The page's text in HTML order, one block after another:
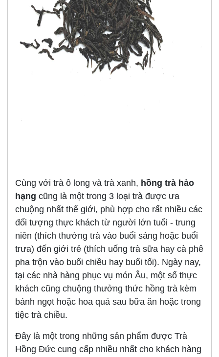
Cùng với trà ô long và trà xanh, hồng trà hảo
hạng cũng là một trong 3 loại trà được ưa
chuộng nhất thế giới, phù hợp cho rất nhiều các
đối tượng thực khách từ người lớn tuổi - trung
niên (thích thưởng trà vào buổi sáng hoặc buổi
trưa) đến giới trẻ (thích uống trà sữa hay cà phê
pha trộn vào buổi chiều hay buổi tối). Ngày nay,
tại các nhà hàng phục vụ món Âu, một số thực
khách cũng chuộng thưởng thức hồng trà kèm
bánh ngọt hoặc hoa quả sau bữa ăn hoặc trong
tiệc trà chiều.
Đây là một trong những sản phẩm được Trà
Hồng Đức cung cấp nhiều nhất cho khách hàng